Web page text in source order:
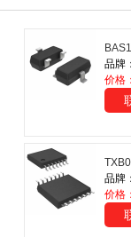
品牌
价格
品牌
价格